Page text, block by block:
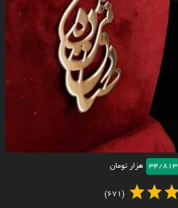
34/813 هزار تومان
(671)